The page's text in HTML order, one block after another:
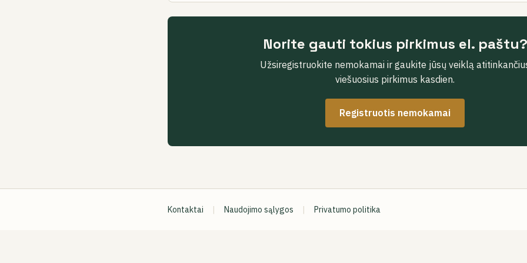
Norite gauti tokius pirkimus el. paštu?
Užsiregistruokite nemokamai ir gaukite jūsų veiklą
viešuosius pirkimus kasdien.
Registruotis nemokamai
Kontaktai | Naudojimo sąlygos | Privatumo politika